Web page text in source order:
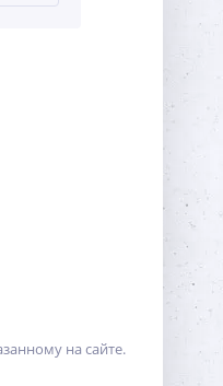
на сайте.